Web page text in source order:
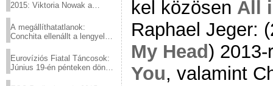
2015: Viktoria Nowak a
A megállíthatatlanok:
Conchita ellenállt a lengyel
Eurovíziós Fiatal Táncosok:
Június 19-én pénteken döntő
kel közösen All
Raphael Jeger:
My Head)
You, valamint